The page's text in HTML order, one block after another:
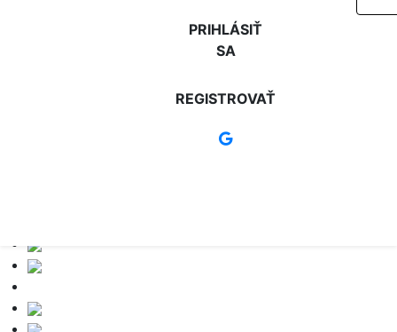
PRIHLÁSIŤ
SA
REGISTROVAŤ